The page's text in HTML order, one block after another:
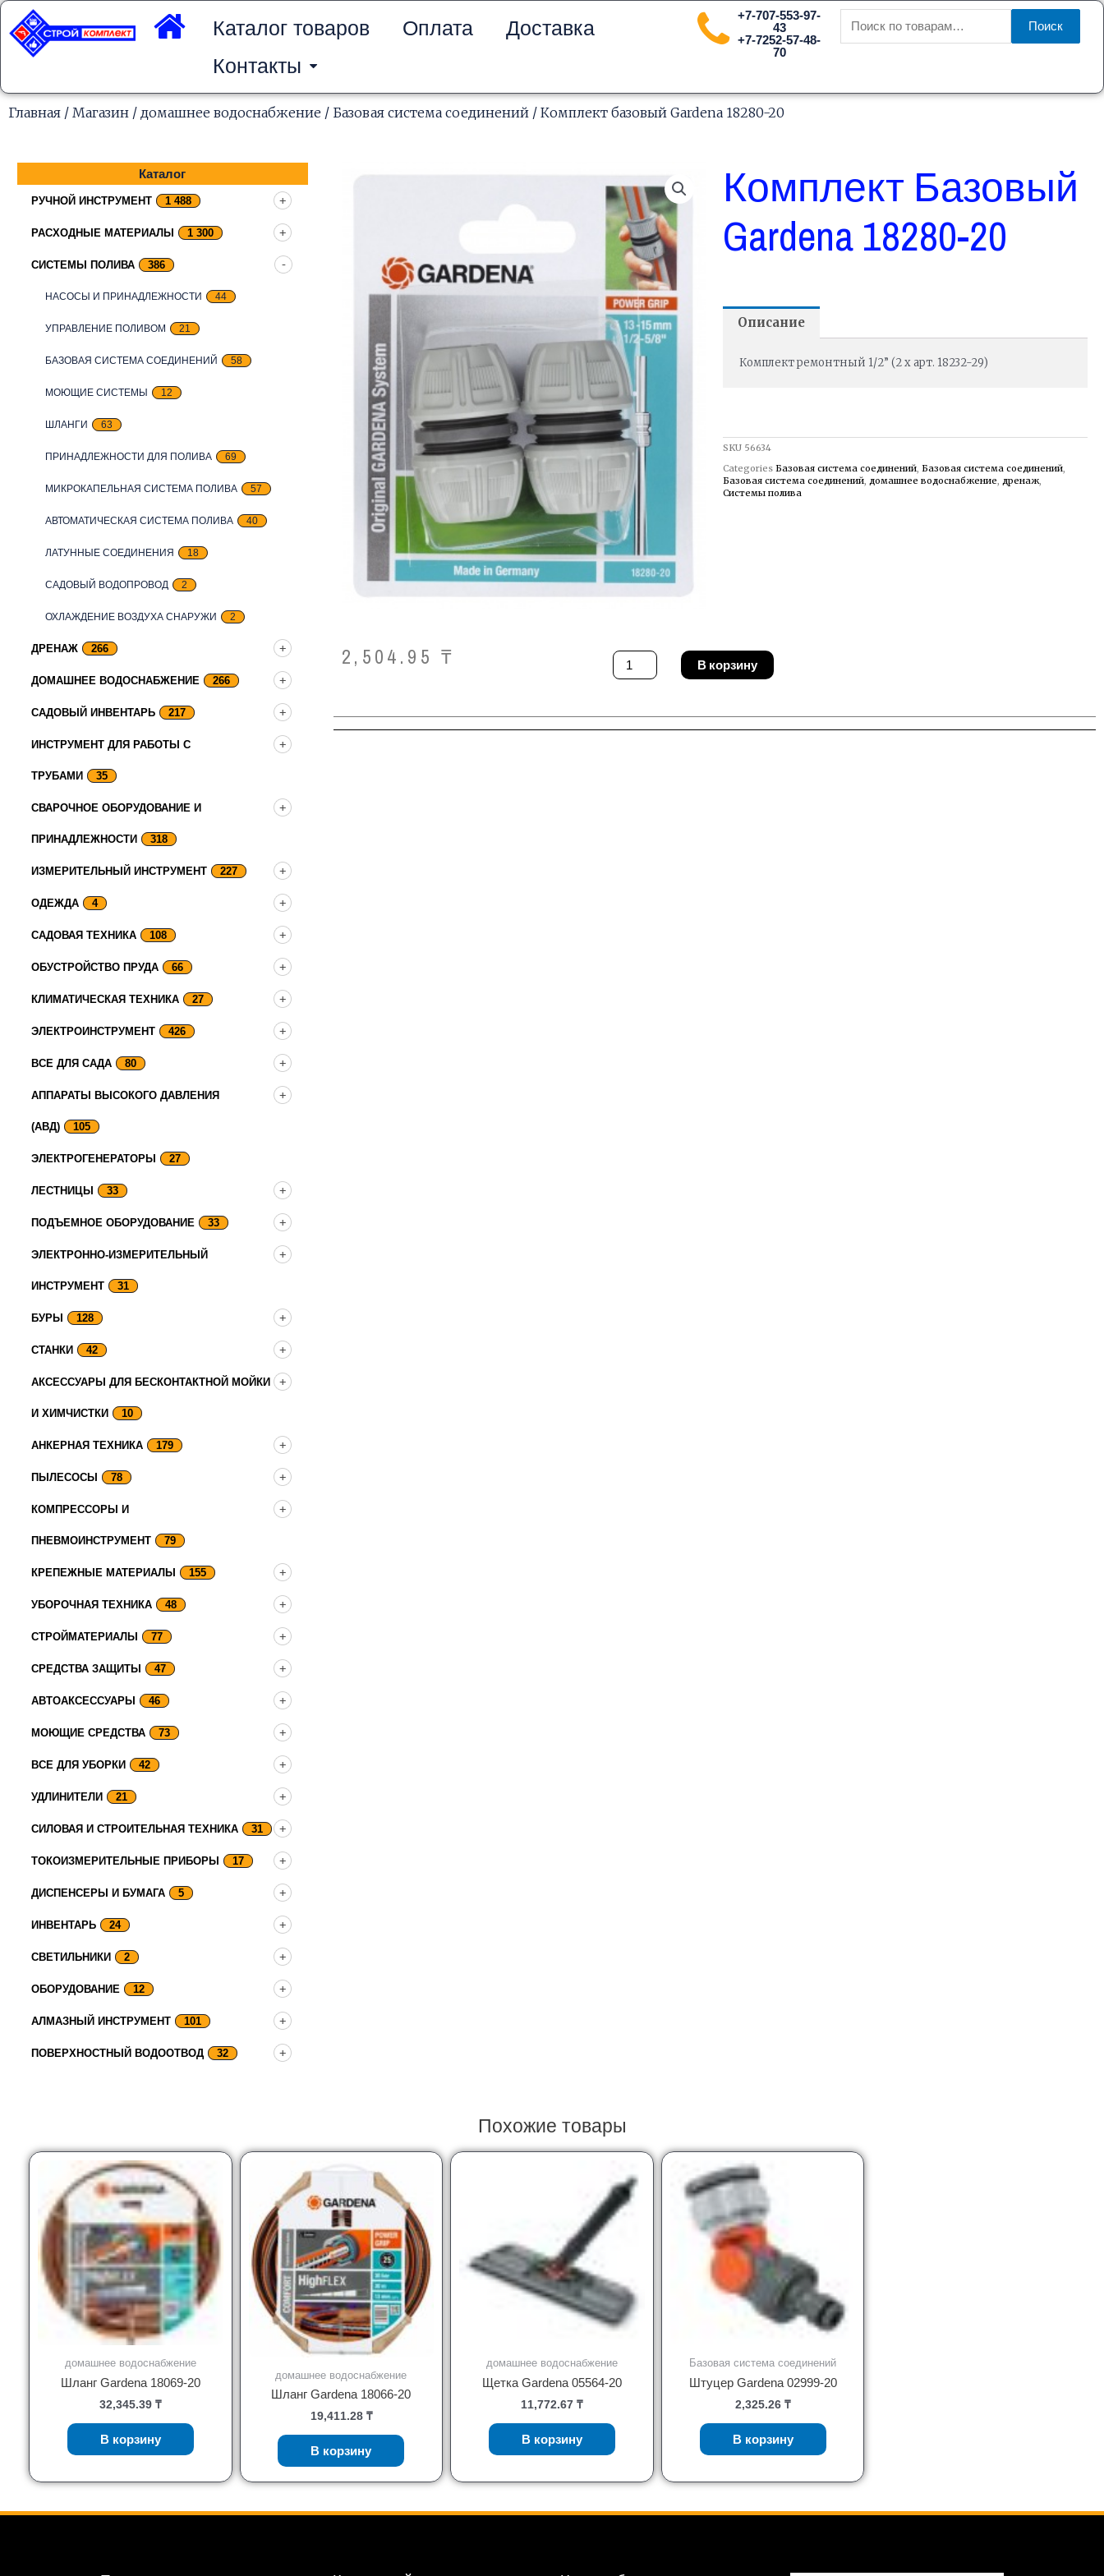
Перейти
содержимому
Каталог товаров Оплата
Доставка
Контакты
+7-707-553-97-
43
+7-7252-57-48-
70
Искать:
Поиск
Главная / Магазин / домашнее водоснабжение / Базовая система соединений / Комплект базовый Gardena 18280-20
Каталог
РУЧНОЙ ИНСТРУМЕНТ 1 488
РАСХОДНЫЕ МАТЕРИАЛЫ 1 300
СИСТЕМЫ ПОЛИВА 386
НАСОСЫ И ПРИНАДЛЕЖНОСТИ 44
УПРАВЛЕНИЕ ПОЛИВОМ 21
БАЗОВАЯ СИСТЕМА СОЕДИНЕНИЙ 58
МОЮЩИЕ СИСТЕМЫ 12
ШЛАНГИ 63
ПРИНАДЛЕЖНОСТИ ДЛЯ ПОЛИВА 69
МИКРОКАПЕЛЬНАЯ СИСТЕМА ПОЛИВА 57
АВТОМАТИЧЕСКАЯ СИСТЕМА ПОЛИВА 40
ЛАТУННЫЕ СОЕДИНЕНИЯ 18
САДОВЫЙ ВОДОПРОВОД 2
ОХЛАЖДЕНИЕ ВОЗДУХА СНАРУЖИ 2
ДРЕНАЖ 266
ДОМАШНЕЕ ВОДОСНАБЖЕНИЕ 266
САДОВЫЙ ИНВЕНТАРЬ 217
ИНСТРУМЕНТ ДЛЯ РАБОТЫ С
ТРУБАМИ 35
СВАРОЧНОЕ ОБОРУДОВАНИЕ И
ПРИНАДЛЕЖНОСТИ 318
ИЗМЕРИТЕЛЬНЫЙ ИНСТРУМЕНТ 227
ОДЕЖДА 4
САДОВАЯ ТЕХНИКА 108
ОБУСТРОЙСТВО ПРУДА 66
КЛИМАТИЧЕСКАЯ ТЕХНИКА 27
ЭЛЕКТРОИНСТРУМЕНТ 426
ВСЕ ДЛЯ САДА 80
АППАРАТЫ ВЫСОКОГО ДАВЛЕНИЯ
(АВД) 105
ЭЛЕКТРОГЕНЕРАТОРЫ 27
ЛЕСТНИЦЫ 33
ПОДЪЕМНОЕ ОБОРУДОВАНИЕ 33
ЭЛЕКТРОННО-ИЗМЕРИТЕЛЬНЫЙ
ИНСТРУМЕНТ 31
БУРЫ 128
СТАНКИ 42
АКСЕССУАРЫ ДЛЯ БЕСКОНТАКТНОЙ МОЙКИ
И ХИМЧИСТКИ 10
АНКЕРНАЯ ТЕХНИКА 179
ПЫЛЕСОСЫ 78
КОМПРЕССОРЫ И
ПНЕВМОИНСТРУМЕНТ 79
КРЕПЕЖНЫЕ МАТЕРИАЛЫ 155
УБОРОЧНАЯ ТЕХНИКА 48
СТРОЙМАТЕРИАЛЫ 77
СРЕДСТВА ЗАЩИТЫ 47
АВТОАКСЕССУАРЫ 46
МОЮЩИЕ СРЕДСТВА 73
ВСЕ ДЛЯ УБОРКИ 42
УДЛИНИТЕЛИ 21
СИЛОВАЯ И СТРОИТЕЛЬНАЯ ТЕХНИКА 31
ТОКОИЗМЕРИТЕЛЬНЫЕ ПРИБОРЫ 17
ДИСПЕНСЕРЫ И БУМАГА 5
ИНВЕНТАРЬ 24
СВЕТИЛЬНИКИ 2
ОБОРУДОВАНИЕ 12
АЛМАЗНЫЙ ИНСТРУМЕНТ 101
ПОВЕРХНОСТНЫЙ ВОДООТВОД 32
Комплект Базовый
Gardena 18280-20
Описание
Комплект ремонтный 1/2” (2 х арт. 18232-29)
SKU 56634
Categories Базовая система соединений, Базовая система соединений,
Базовая система соединений, домашнее водоснабжение, дренаж,
Системы полива
2,504.95₸
Количество
товара
Комплект
18280-
20
В корзину
Похожие товары
домашнее водоснабжение
Шланг Gardena 18069-20
32,345.39₸
В корзину
домашнее водоснабжение
Шланг Gardena 18066-20
19,411.28 ₸
В корзину
домашнее водоснабжение
Щетка Gardena 05564-20
11,772.67₸
В корзину
Базовая система соединений
Штуцер Gardena 02999-20
2,325.26₸
В корзину